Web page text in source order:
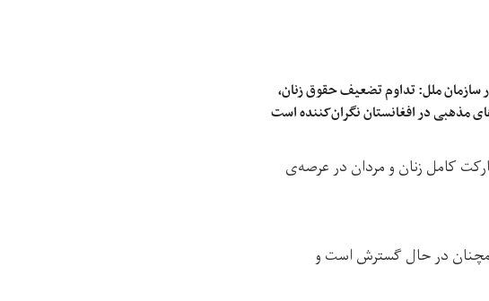
در سازمان ملل: تداوم تضعیف حقوق زنان،
مذهبی در افغانستان نگران‌کننده است
کامل زنان و مردان در عرصه‌ی
در حال گسترش است و